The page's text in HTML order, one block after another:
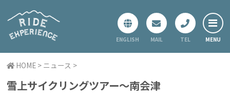
ENGLISH MAIL TEL
ホーム
スペシャルツアー
HOME > ニュース >
雪上サイクリングツアー～南会津